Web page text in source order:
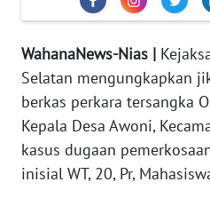
WahanaNews-Nias |
Selatan mengungkapkan
berkas perkara tersangka
Kepala Desa Awoni,
kasus dugaan
inisial WT, 20, Pr,
INFO
IKLAN
TENTANG
KAMI
PEDOMAN